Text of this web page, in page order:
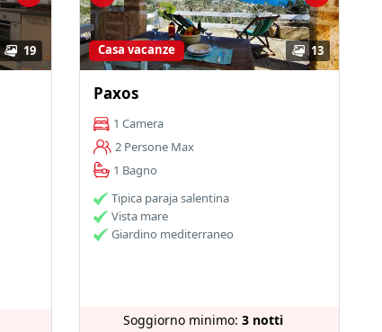
19 13
Casa vacanze
Paxos
1 Camera
2 Persone Max
1 Bagno
Tipica paraja salentina
Vista mare
Giardino mediterraneo
Soggiorno minimo: 3 notti